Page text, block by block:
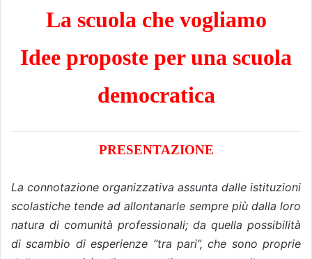
La scuola che vogliamo
Idee proposte per una scuola
democratica
PRESENTAZIONE
La connotazione organizzativa assunta dalle istituzioni
scolastiche tende ad allontanarle sempre più dalla loro
natura di comunità professionali; da quella possibilità
di scambio di esperienze “tra pari”, che sono proprie